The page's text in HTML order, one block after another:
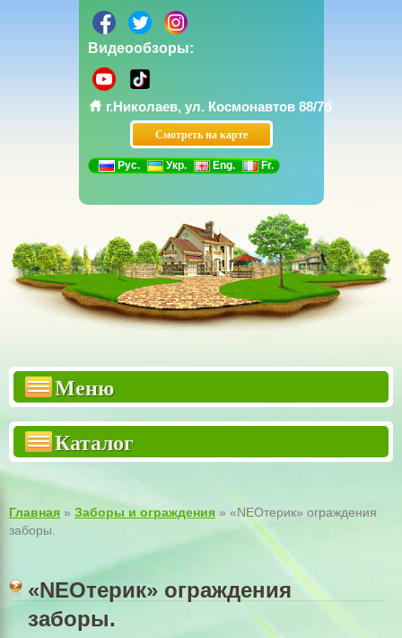
Видеообзоры:
г.Николаев, ул. Космонавтов 88/7б
Смотреть на карте
Рус. Укр. Eng. Fr.
Меню
Каталог
Прайсы
Бетонные заборы Еврозаборы
Двухсторонний забор "Премиум"
Столбы для заборов
Тротуарная плитка
Тротуарные армоплиты
Главная » Заборы и ограждения » «NEOтерик» ограждения
заборы.
«NEOтерик» ограждения
заборы.